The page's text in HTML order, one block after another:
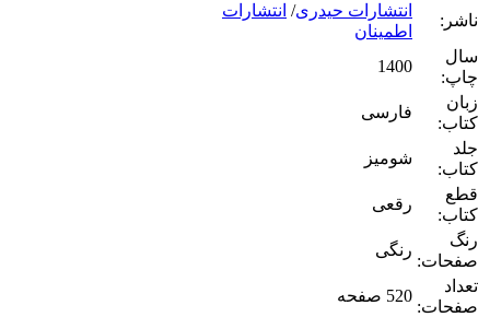
ناشر:
انتشارات حیدری/ انتشارات
اطمینان
سال
چاپ:
1400
زبان
کتاب:
فارسی
جلد
کتاب:
شومیز
قطع
کتاب:
رقعی
رنگ
صفحات:
رنگی
تعداد
صفحات:
520 صفحه